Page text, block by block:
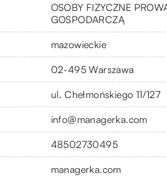
OSOBY FIZYCZNE
GOSPODARCZĄ
mazowieckie
02-495 Warszawa
ul. Chełmońskiego 11/127
info@managerka.com
48502730495
managerka.com